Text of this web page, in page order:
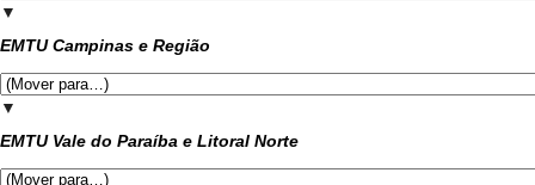
▼
EMTU Campinas e Região
▼
EMTU Vale do Paraíba e Litoral Norte